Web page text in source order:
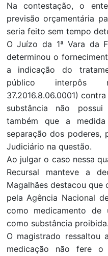
Na contestação, o
previsão orçamentária
seria feito sem tempo
O Juízo da 1ª Vara da
determinou o
a indicação do
público interpôs
37.2016.8.06.0001)
substância não
também que a
separação dos poderes,
Judiciário na questão.
Ao julgar o caso nessa
Recursal manteve a
Magalhães destacou
pela Agência Nacional
como medicamento
como substância proibida.
O magistrado ressaltou
medicação não fere